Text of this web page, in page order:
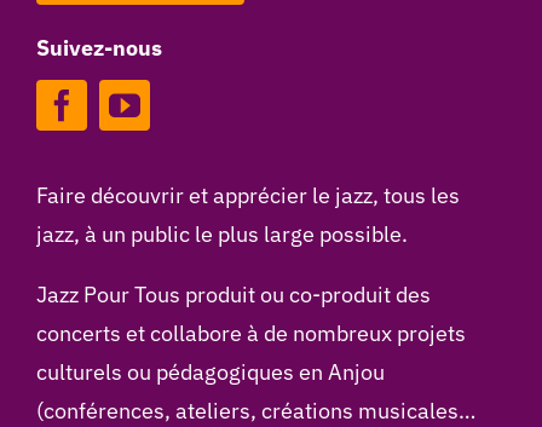
Suivez-nous
Faire découvrir et apprécier le jazz, tous les
jazz, à un public le plus large possible.
Jazz Pour Tous produit ou co-produit des
concerts et collabore à de nombreux projets
culturels ou pédagogiques en Anjou
(conférences, ateliers, créations musicales…